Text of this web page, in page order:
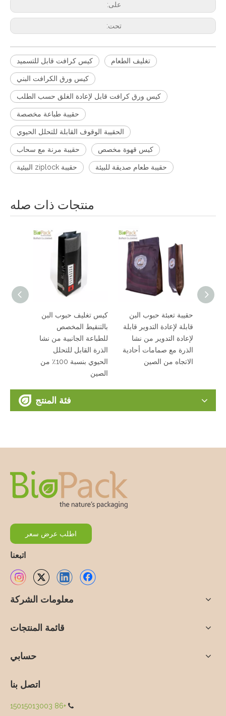
على:
تحت:
كيس كرافت قابل للتسميد تغليف الطعام
كيس ورق الكرافت البني
كيس ورق كرافت قابل لإعادة الغلق حسب الطلب
حقيبة طباعة مخصصة
الحقيبة الوقوف القابلة للتحلل الحيوي
حقيبة مرنة مع سحاب كيس قهوة مخصص
حقيبة ziplock البيئية حقيبة طعام صديقة للبيئة
منتجات ذات صله
حقيبة تعبئة حبوب البن
قابلة لإعادة التدوير قابلة
لإعادة التدوير من نشا
الذرة مع صمامات أحادية
الاتجاه من الصين
كيس قهوة بطباعة مات
مع صمام تفريغ الغاز من
ورق كرافت ومواد مغلفة
من الصين
فئة المنتج
اطلب عرض سعر
اتبعنا
معلومات الشركة
قائمة المنتجات
حسابي
اتصل بنا

+86 15015013003